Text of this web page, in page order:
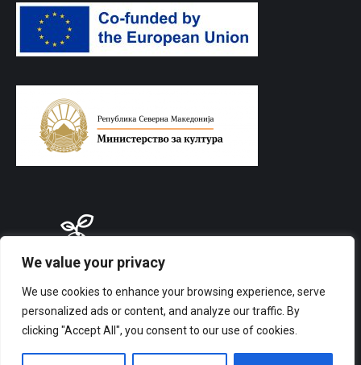
We value your privacy
We use cookies to enhance your browsing experience, serve
personalized ads or content, and analyze our traffic. By
clicking "Accept All", you consent to our use of cookies.